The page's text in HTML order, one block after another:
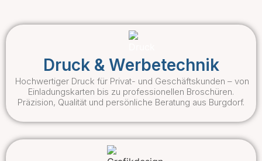
Druck & Werbetechnik
Hochwertiger Druck für Privat- und Geschäftskunden – von
Einladungskarten bis zu professionellen Broschüren.
Präzision, Qualität und persönliche Beratung aus Burgdorf.